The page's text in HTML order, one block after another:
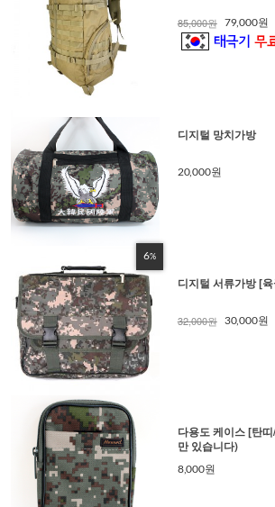
85,000원 79,000원
디지털 망치가방
20,000원
6%
디지털 서류가방 [
32,000원 30,000원
다용도 케이스 [탄
만 있습니다)
8,000원